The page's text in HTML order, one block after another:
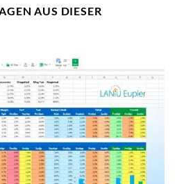
AUS DIESER